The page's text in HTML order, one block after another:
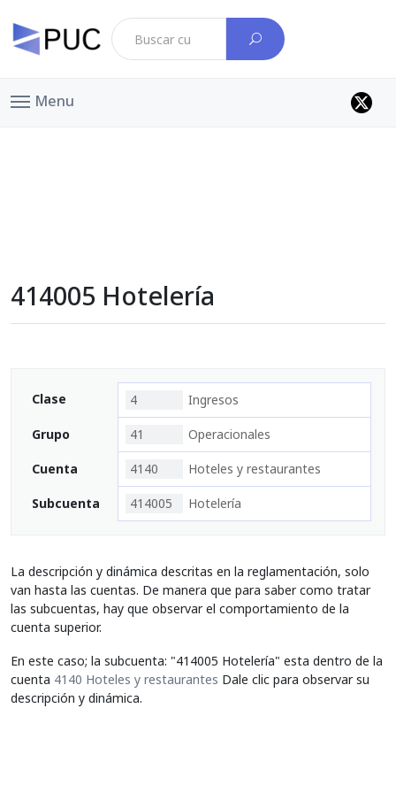
Menu
414005 Hotelería
Clase 4 Ingresos
Grupo 41 Operacionales
Cuenta 4140 Hoteles y restaurantes
Subcuenta 414005 Hotelería
La descripción y dinámica descritas en la reglamentación, solo
van hasta las cuentas. De manera que para saber como tratar
las subcuentas, hay que observar el comportamiento de la
cuenta superior.
En este caso; la subcuenta: "414005 Hotelería" esta dentro de la
cuenta 4140 Hoteles y restaurantes Dale clic para observar su
descripción y dinámica.